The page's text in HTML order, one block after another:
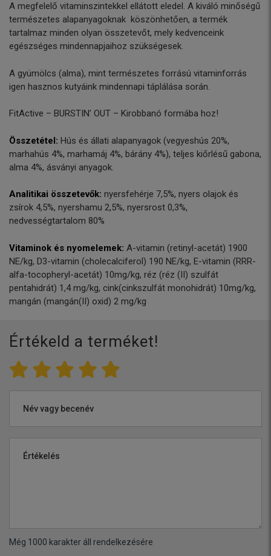
A megfelelő vitaminszintekkel ellátott eledel. A kiváló minőségű
természetes alapanyagoknak köszönhetően, a termék
tartalmaz minden olyan összetevőt, mely kedvenceink
egészséges mindennapjaihoz szükségesek.
A gyümölcs (alma), mint természetes forrású vitaminforrás
igen hasznos kutyáink mindennapi táplálása során.
FitActive – BURSTIN’ OUT – Kirobbanó formába hoz!
Összetétel: Hús és állati alapanyagok (vegyeshús 20%,
marhahús 4%, marhamáj 4%, bárány 4%), teljes kiőrlésű gabona,
alma 4%, ásványi anyagok.
Analitikai összetevők: nyersfehérje 7,5%, nyers olajok és
zsírok 4,5%, nyershamu 2,5%, nyersrost 0,3%,
nedvességtartalom 80%
Vitaminok és nyomelemek: A-vitamin (retinyl-acetát) 1900
NE/kg, D3-vitamin (cholecalciferol) 190 NE/kg, E-vitamin (RRR-
alfa-tocopheryl-acetát) 10mg/kg, réz (réz (II) szulfát
pentahidrát) 1,4 mg/kg, cink(cinkszulfát monohidrát) 10mg/kg,
mangán (mangán(II) oxid) 2 mg/kg
Értékeld a terméket!
Név vagy becenév
Értékelés
Még 1000 karakter áll rendelkezésére